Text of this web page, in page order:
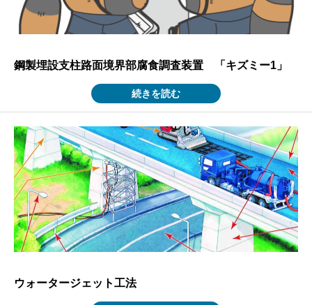
鋼製埋設支柱路面境界部腐食調査装置 「キズミー1」
続きを読む
ウォータージェット工法